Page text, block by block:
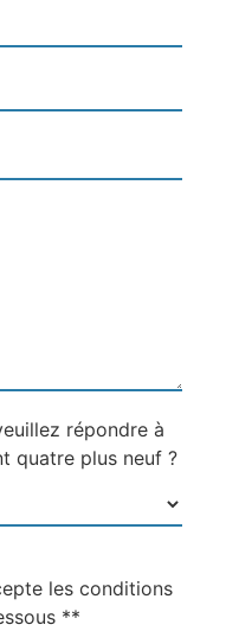
répondre à
quatre plus neuf ?
les conditions
**